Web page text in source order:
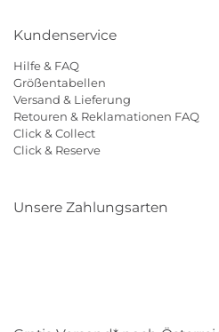
Kundenservice
Hilfe & FAQ
Größentabellen
Versand & Lieferung
Retouren & Reklamationen FAQ
Click & Collect
Click & Reserve
Unsere Zahlungsarten